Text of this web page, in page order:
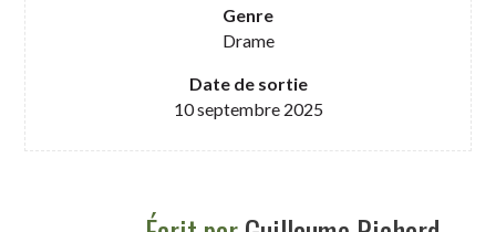
Genre
Drame
Date de sortie
10 septembre 2025